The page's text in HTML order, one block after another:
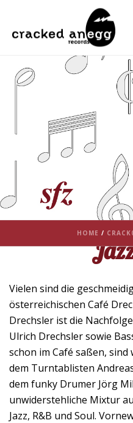
HOME /
Vielen sind die
österreichischen Café
Drechsler ist die
Ulrich Drechsler sowie
schon im Café saßen,
dem Turntablisten
dem funky Drumer Jörg
unwiderstehliche Mixtur
Jazz, R&B und Soul.